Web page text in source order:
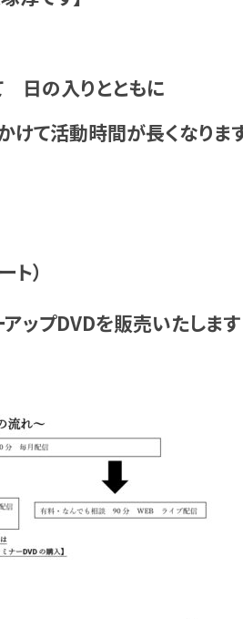
日の入りとともに
て活動時間が長くなりま
）
アップDVDを販売いたします